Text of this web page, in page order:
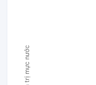
Giá trị mực nước